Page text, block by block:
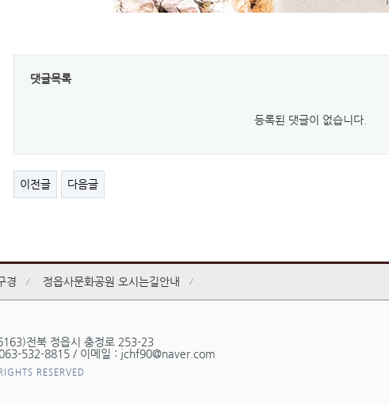
댓글목록
등록된 댓글이 없습니다.
이전글 다음글
경 정읍사문화공원 오시는길안내
전북 정읍시 충정로 253-23
532-8815 / 이메일 : jchf90@naver.com
RESERVED